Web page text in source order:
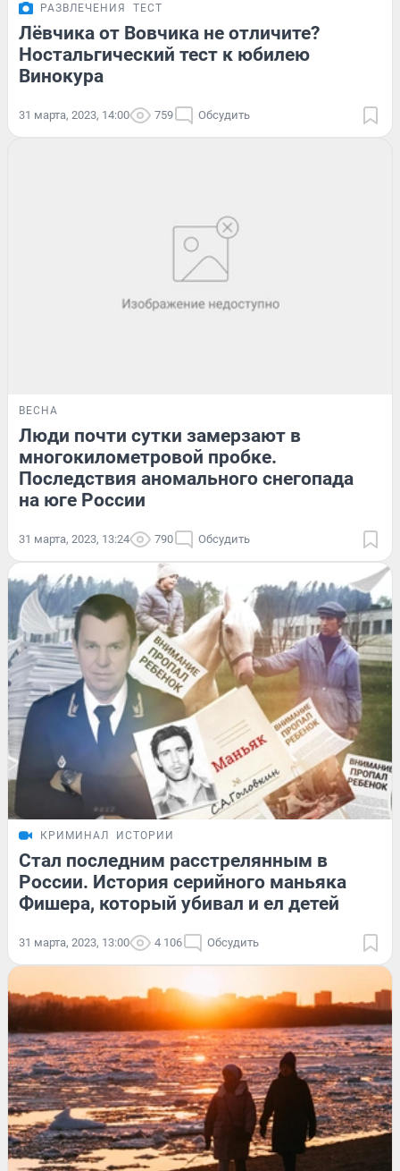
РАЗВЛЕЧЕНИЯ ТЕСТ
Лёвчика от Вовчика не отличите?
Ностальгический тест к юбилею
Винокура
31 марта, 2023, 14:00 759 Обсудить
ВЕСНА
Люди почти сутки замерзают в
многокилометровой пробке.
Последствия аномального снегопада
на юге России
31 марта, 2023, 13:24 790 Обсудить
КРИМИНАЛ ИСТОРИИ
Стал последним расстрелянным в
России. История серийного маньяка
Фишера, который убивал и ел детей
31 марта, 2023, 13:00 4 106 Обсудить